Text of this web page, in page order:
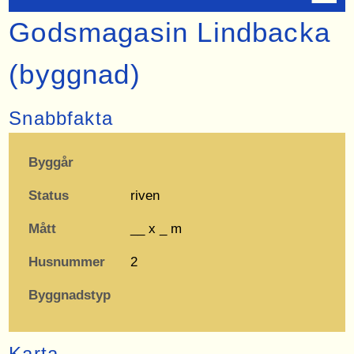
Godsmagasin Lindbacka
(byggnad)
Snabbfakta
Byggår
Status riven
Mått __ x _ m
Husnummer 2
Byggnadstyp